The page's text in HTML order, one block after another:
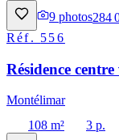
9 photos284
Réf. 556
Résidence
Montélimar
108 m²
3 p.